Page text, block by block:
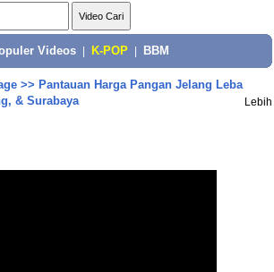
Videos K-POP BBM
>> Pantauan Harga Pangan Jelang Leba
& Surabaya
Lebih